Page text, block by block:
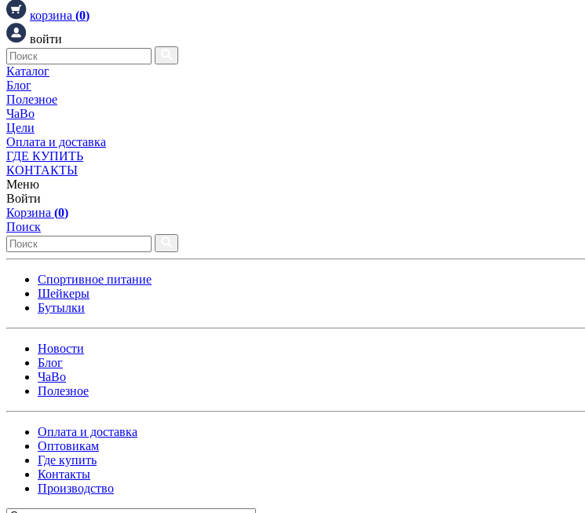
корзина (0)
войти
Каталог
Блог
Полезное
ЧаВо
Цели
Оплата и доставка
ГДЕ КУПИТЬ
КОНТАКТЫ
Меню
Войти
Корзина (0)
Поиск
Спортивное питание
Шейкеры
Бутылки
Новости
Блог
ЧаВо
Полезное
Оплата и доставка
Оптовикам
Где купить
Контакты
Производство